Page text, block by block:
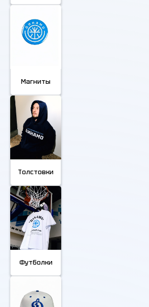
Магниты
Толстовки
Футболки